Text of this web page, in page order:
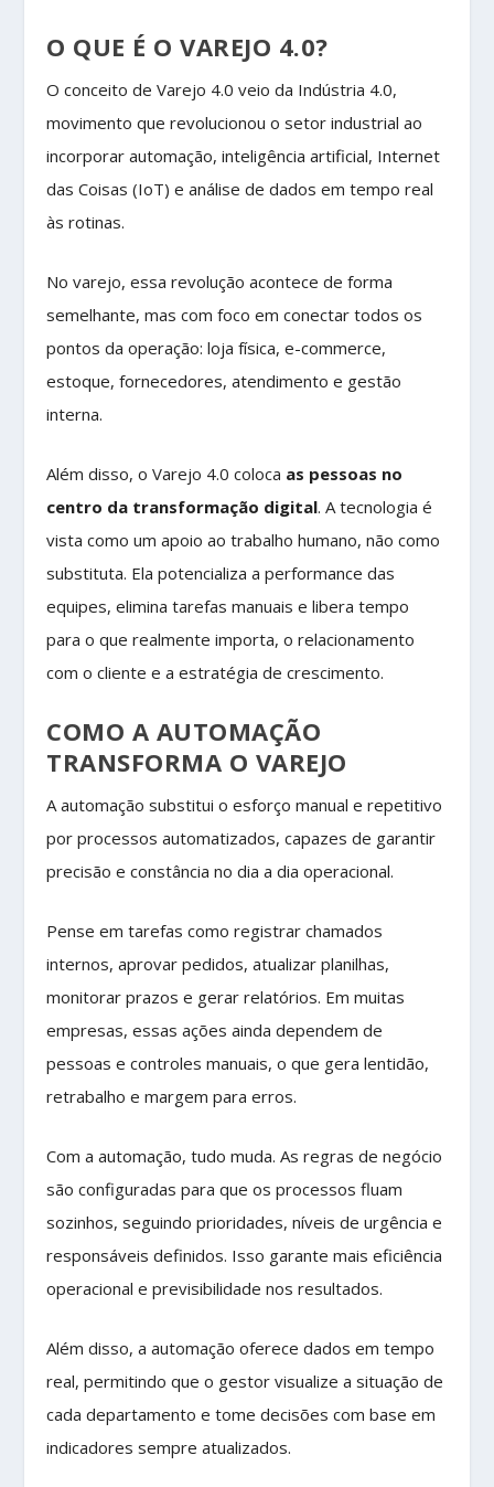
O QUE É O VAREJO 4.0?
O conceito de Varejo 4.0 veio da Indústria 4.0,
movimento que revolucionou o setor industrial ao
incorporar automação, inteligência artificial, Internet
das Coisas (IoT) e análise de dados em tempo real
às rotinas.
No varejo, essa revolução acontece de forma
semelhante, mas com foco em conectar todos os
pontos da operação: loja física, e-commerce,
estoque, fornecedores, atendimento e gestão
interna.
Além disso, o Varejo 4.0 coloca as pessoas no
centro da transformação digital. A tecnologia é
vista como um apoio ao trabalho humano, não como
substituta. Ela potencializa a performance das
equipes, elimina tarefas manuais e libera tempo
para o que realmente importa, o relacionamento
com o cliente e a estratégia de crescimento.
COMO A AUTOMAÇÃO
TRANSFORMA O VAREJO
A automação substitui o esforço manual e repetitivo
por processos automatizados, capazes de garantir
precisão e constância no dia a dia operacional.
Pense em tarefas como registrar chamados
internos, aprovar pedidos, atualizar planilhas,
monitorar prazos e gerar relatórios. Em muitas
empresas, essas ações ainda dependem de
pessoas e controles manuais, o que gera lentidão,
retrabalho e margem para erros.
Com a automação, tudo muda. As regras de negócio
são configuradas para que os processos fluam
sozinhos, seguindo prioridades, níveis de urgência e
responsáveis definidos. Isso garante mais eficiência
operacional e previsibilidade nos resultados.
Além disso, a automação oferece dados em tempo
real, permitindo que o gestor visualize a situação de
cada departamento e tome decisões com base em
indicadores sempre atualizados.